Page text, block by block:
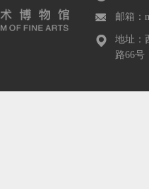
邮箱：
地址：
路66号